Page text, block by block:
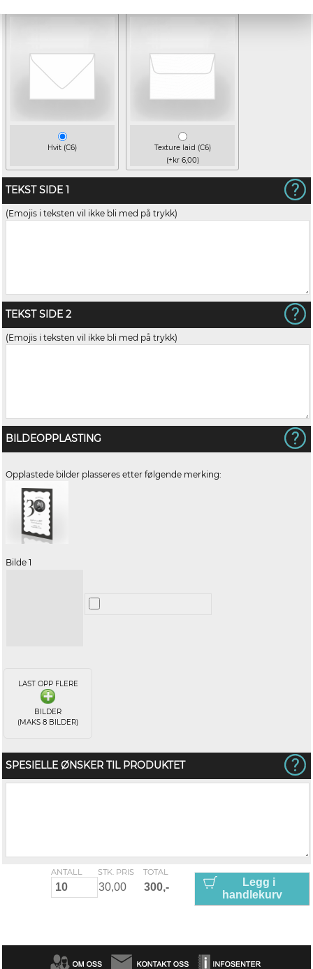
Hvit (C6)
Texture laid (C6)
(+kr 6,00)
TEKST SIDE 1
(Emojis i teksten vil ikke bli med på trykk)
TEKST SIDE 2
(Emojis i teksten vil ikke bli med på trykk)
BILDEOPPLASTING
Opplastede bilder plasseres etter følgende merking:
Bilde 1
LAST OPP FLERE
BILDER
(MAKS 8 BILDER)
SPESIELLE ØNSKER TIL PRODUKTET
ANTALL STK. PRIS TOTAL
Legg i
handlekurv